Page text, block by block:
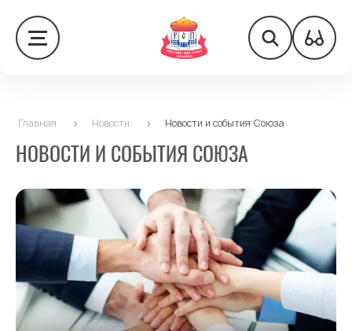
Главная > Новости > Новости и события Союза
НОВОСТИ И СОБЫТИЯ СОЮЗА